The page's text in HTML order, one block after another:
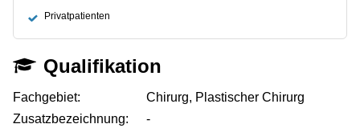
Privatpatienten
Qualifikation
Fachgebiet:
Chirurg, Plastischer Chirurg
Zusatzbezeichnung:
-